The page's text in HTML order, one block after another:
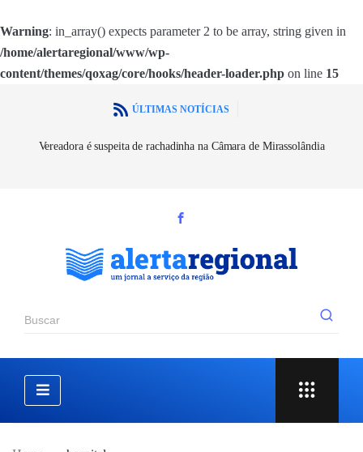
Warning: in_array() expects parameter 2 to be array, string given in
/home/alertaregional/www/wp-
content/themes/qoxag/core/hooks/header-loader.php on line 15
ÚLTIMAS NOTÍCIAS
Vereadora é suspeita de rachadinha na Câmara de Mirassolândia